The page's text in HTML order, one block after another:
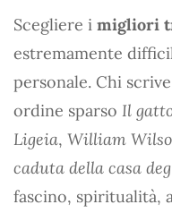
Scegliere i migliori
estremamente
personale. Chi
ordine sparso Il
Ligeia, William
caduta della casa
fascino, spiritualità,